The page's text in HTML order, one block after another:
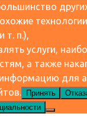
т. п.),
услуги,
а также
для
Принять